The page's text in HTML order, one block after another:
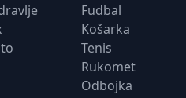
Fudbal
Košarka
Tenis
Rukomet
Odbojka